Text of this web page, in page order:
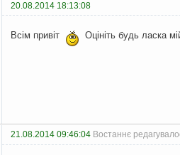
20.08.2014 18:13:08
Всім привіт Оцініть будь ласка
21.08.2014 09:46:04 Востаннє